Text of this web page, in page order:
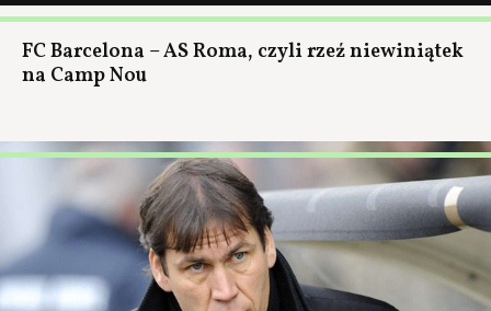
FC Barcelona – AS Roma, czyli rzeź niewiniątek
na Camp Nou